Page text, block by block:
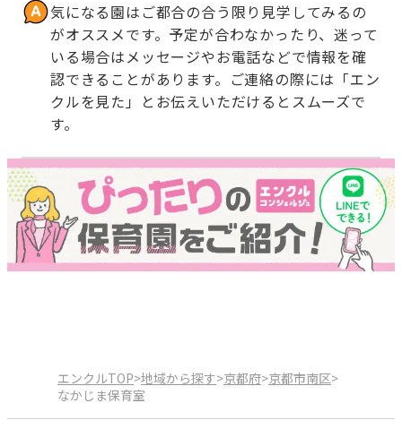
気になる園はご都合の合う限り見学してみるの
がオススメです。予定が合わなかったり、迷って
いる場合はメッセージやお電話などで情報を確
認できることがあります。ご連絡の際には「エン
クルを見た」とお伝えいただけるとスムーズで
す。
エンクルTOP>地域から探す>京都府>京都市南区>
なかじま保育室